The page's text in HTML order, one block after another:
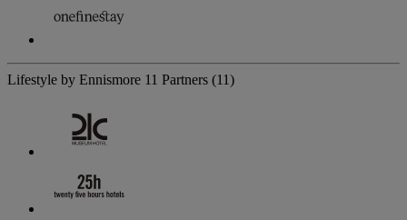
Lifestyle by Ennismore 11 Partners (11)